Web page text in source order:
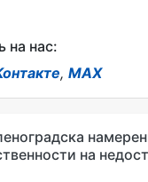
на нас:
, MAX
на